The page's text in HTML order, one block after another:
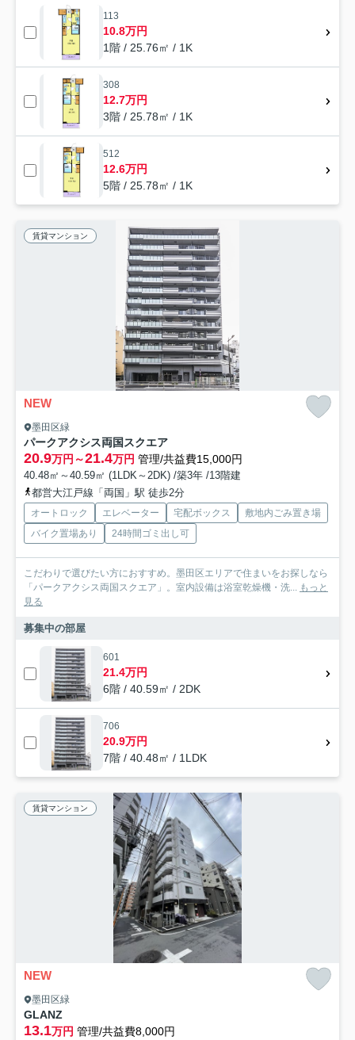
113
10.8万円
1階 / 25.76㎡ / 1K
308
12.7万円
3階 / 25.78㎡ / 1K
512
12.6万円
5階 / 25.78㎡ / 1K
賃貸マンション
NEW
墨田区緑
パークアクシス両国スクエア
20.9万円～21.4万円 管理/共益費15,000円
40.48㎡～40.59㎡ (1LDK～2DK) /築3年 /13階建
都営大江戸線「両国」駅 徒歩2分
オートロック エレベーター 宅配ボックス
敷地内ごみ置き場
バイク置場あり
24時間ゴミ出し可
こだわりで選びたい方におすすめ。墨田区エリアで住まいをお探しなら
「パークアクシス両国スクエア」。室内設備は浴室乾燥機・洗... もっと
見る
募集中の部屋
601
21.4万円
6階 / 40.59㎡ / 2DK
706
20.9万円
7階 / 40.48㎡ / 1LDK
賃貸マンション
NEW
墨田区緑
GLANZ
13.1万円 管理/共益費8,000円